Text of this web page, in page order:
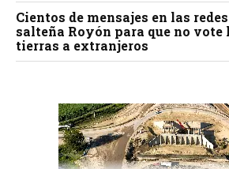
Cientos de mensajes en las
salteña Royón para que no vote
tierras a extranjeros